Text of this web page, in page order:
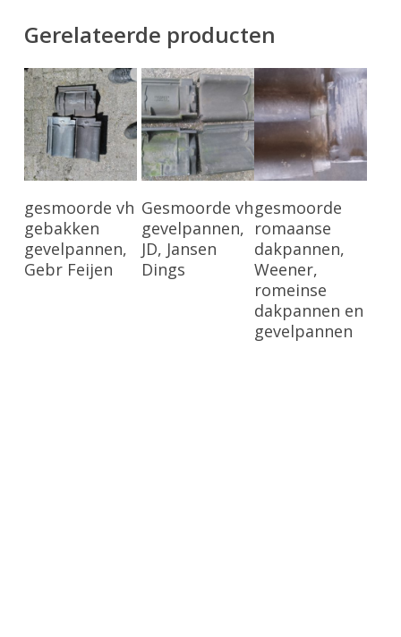
Gerelateerde producten
Bekijk Product
gesmoorde vh
gebakken
gevelpannen,
Gebr Feijen
Bekijk Product
Gesmoorde vh
gevelpannen,
JD, Jansen
Dings
Bekijk Product
gesmoorde
romaanse
dakpannen,
Weener,
romeinse
dakpannen en
gevelpannen